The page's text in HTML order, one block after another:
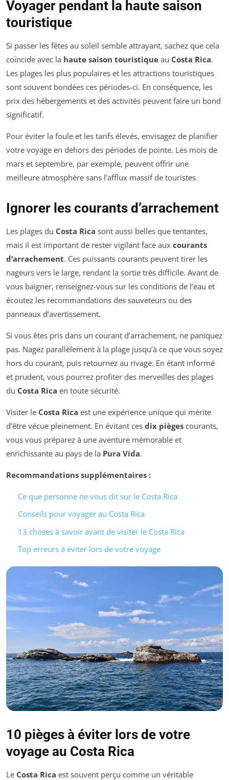
Voyager pendant la haute saison
touristique
Si passer les fêtes au soleil semble attrayant, sachez que cela
coïncide avec la haute saison touristique au Costa Rica.
Les plages les plus populaires et les attractions touristiques
sont souvent bondées ces périodes-ci. En conséquence, les
prix des hébergements et des activités peuvent faire un bond
significatif.
Pour éviter la foule et les tarifs élevés, envisagez de planifier
votre voyage en dehors des périodes de pointe. Les mois de
mars et septembre, par exemple, peuvent offrir une
meilleure atmosphère sans l’afflux massif de touristes.
Ignorer les courants d’arrachement
Les plages du Costa Rica sont aussi belles que tentantes,
mais il est important de rester vigilant face aux courants
d’arrachement. Ces puissants courants peuvent tirer les
nageurs vers le large, rendant la sortie très difficile. Avant de
vous baigner, renseignez-vous sur les conditions de l’eau et
écoutez les recommandations des sauveteurs ou des
panneaux d’avertissement.
Si vous êtes pris dans un courant d’arrachement, ne paniquez
pas. Nagez parallèlement à la plage jusqu’à ce que vous soyez
hors du courant, puis retournez au rivage. En étant informé
et prudent, vous pourrez profiter des merveilles des plages
du Costa Rica en toute sécurité.
Visiter le Costa Rica est une expérience unique qui mérite
d’être vécue pleinement. En évitant ces dix pièges courants,
vous vous préparez à une aventure mémorable et
enrichissante au pays de la Pura Vida.
Recommandations supplémentaires :
Ce que personne ne vous dit sur le Costa Rica
Conseils pour voyager au Costa Rica
13 choses à savoir avant de visiter le Costa Rica
Top erreurs à éviter lors de votre voyage
10 pièges à éviter lors de votre
voyage au Costa Rica
Le Costa Rica est souvent perçu comme un véritable